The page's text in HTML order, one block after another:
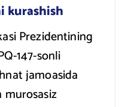
kurashish
Prezidentining
147-sonli
jamoasida
murosasiz